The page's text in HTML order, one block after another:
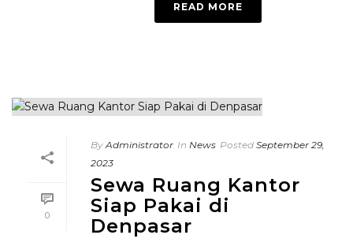
READ MORE
0
By Administrator In News Posted September 29,
2023
Sewa Ruang Kantor
Siap Pakai di
Denpasar